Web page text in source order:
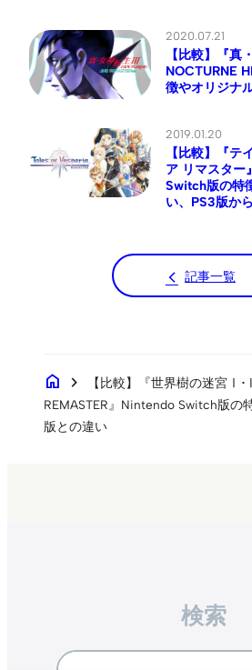
2020.07.21
【比較】『
NOCTURNE
徴やオリジナ
2019.01.20
【比較】『テ
ア リマスタ
Switch版の特
い、PS3版か
記事一覧
home chevron_right
【比較】『世界樹の迷宮Ⅰ
REMASTER』Nintendo Switch版の
版との違い
検索